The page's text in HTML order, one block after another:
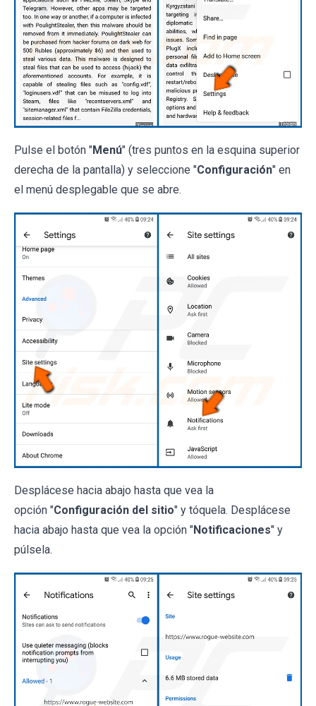
Pulse el botón "Menú" (tres puntos en la esquina superior
derecha de la pantalla) y seleccione "Configuración" en
el menú desplegable que se abre.
Desplácese hacia abajo hasta que vea la
opción "Configuración del sitio" y tóquela. Desplácese
hacia abajo hasta que vea la opción "Notificaciones" y
púlsela.